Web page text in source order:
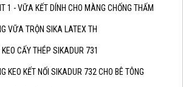
1 - VỮA KẾT DÍNH CHO MÀNG CHỐNG THẤM
VỮA TRỘN SIKA LATEX TH
CẤY THÉP SIKADUR 731
KEO KẾT NỐI SIKADUR 732 CHO BÊ TÔNG